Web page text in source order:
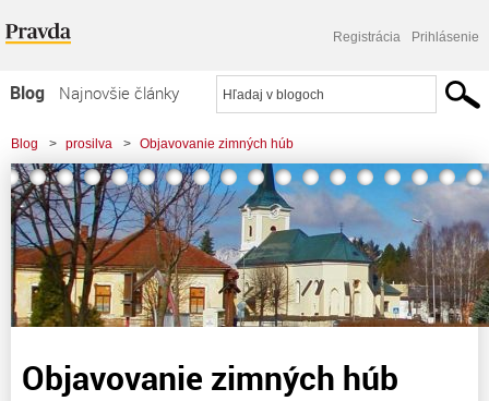
Registrácia Prihlásenie
Blog
Najnovšie články
Najčítanejšie články
Najkomentovanejšie články
Zoznam blogov
Komerčné blogy
Blog > prosilva > Objavovanie zimných húb
Objavovanie zimných húb